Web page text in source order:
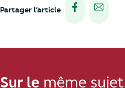
Partager l’article
Partager via
Sur le même sujet